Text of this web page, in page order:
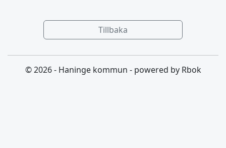
Tillbaka
© 2026 - Haninge kommun - powered by Rbok